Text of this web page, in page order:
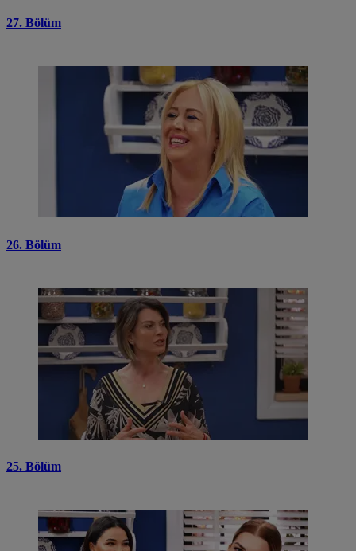
27. Bölüm
26. Bölüm
25. Bölüm